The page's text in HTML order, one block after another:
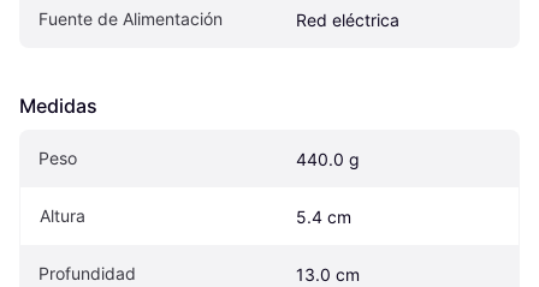
Fuente de Alimentación Red eléctrica
Medidas
Peso 440.0 g
Altura 5.4 cm
Profundidad 13.0 cm